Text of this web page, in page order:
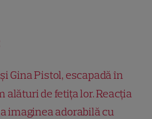
Gina Pistol, escapadă în
alături de fetița lor. Reacția
imaginea adorabilă cu